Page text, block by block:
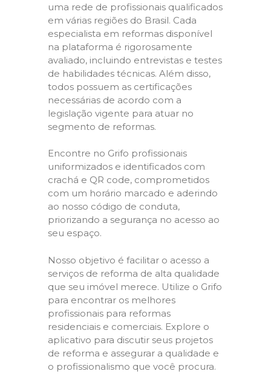
uma rede de profissionais qualificados
em várias regiões do Brasil. Cada
especialista em reformas disponível
na plataforma é rigorosamente
avaliado, incluindo entrevistas e testes
de habilidades técnicas. Além disso,
todos possuem as certificações
necessárias de acordo com a
legislação vigente para atuar no
segmento de reformas.
Encontre no Grifo profissionais
uniformizados e identificados com
crachá e QR code, comprometidos
com um horário marcado e aderindo
ao nosso código de conduta,
priorizando a segurança no acesso ao
seu espaço.
Nosso objetivo é facilitar o acesso a
serviços de reforma de alta qualidade
que seu imóvel merece. Utilize o Grifo
para encontrar os melhores
profissionais para reformas
residenciais e comerciais. Explore o
aplicativo para discutir seus projetos
de reforma e assegurar a qualidade e
o profissionalismo que você procura.